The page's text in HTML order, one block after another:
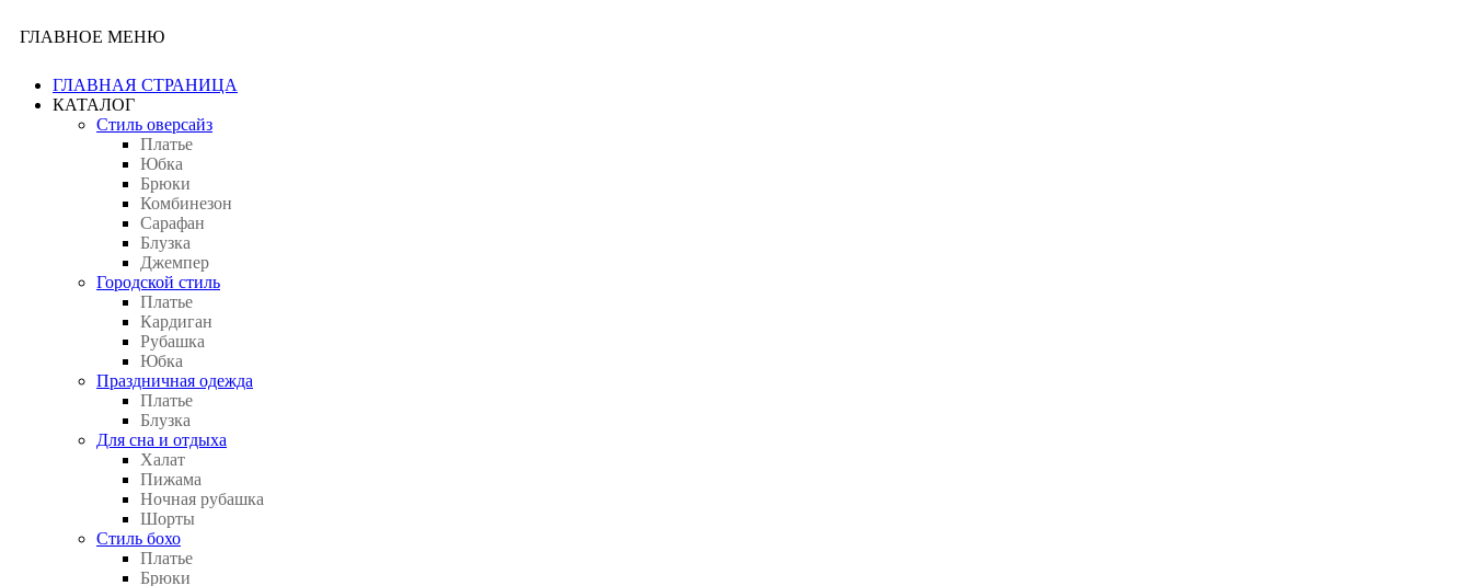
ГЛАВНОЕ МЕНЮ
ГЛАВНАЯ СТРАНИЦА
КАТАЛОГ
Стиль оверсайз
Платье
Юбка
Брюки
Комбинезон
Сарафан
Блузка
Джемпер
Городской стиль
Платье
Кардиган
Рубашка
Юбка
Праздничная одежда
Платье
Блузка
Для сна и отдыха
Халат
Пижама
Ночная рубашка
Шорты
Стиль бохо
Платье
Брюки